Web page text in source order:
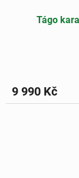
Tágo
9 990 Kč